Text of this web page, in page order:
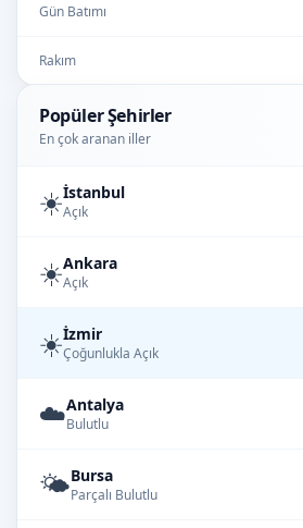
Gün Batımı
Rakım
Popüler Şehirler
En çok aranan iller
☀️İstanbul
Açık
☀️Ankara
Açık
☀️İzmir
Çoğunlukla Açık
☁️Antalya
Bulutlu
🌤️Bursa
Parçalı Bulutlu